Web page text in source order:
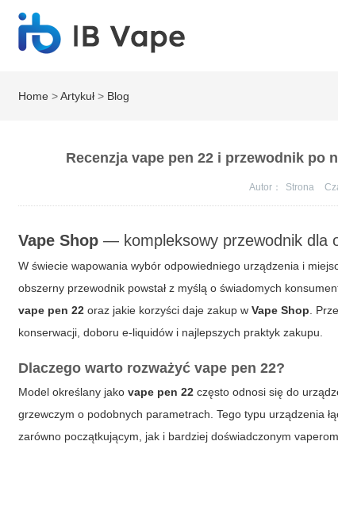
Home >Artykuł > Blog
Recenzja vape pen 22 i przewodnik po
Autor： Strona
Vape Shop — kompleksowy przewodnik dla
W świecie wapowania wybór odpowiedniego urządzenia i
obszerny przewodnik powstał z myślą o świadomych
vape pen 22 oraz jakie korzyści daje zakup wVape Shop .
konserwacji, doboru e-liquidów i najlepszych praktyk zakupu.
Dlaczego warto rozważyćvape pen 22?
Model określany jakovape pen 22 często odnosi się do
grzewczym o podobnych parametrach. Tego typu urządzenia
zarówno początkującym, jak i bardziej doświadczonym